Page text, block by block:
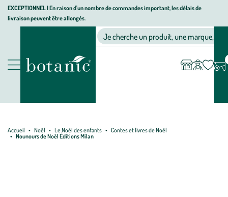
Aller
Aller
au
Aller
au
page
EXCEPTIONNEL I En raison d'un nombre de commandes important, les délais de
livraison peuvent être allongés.
Nos produits
Jardinerie écologique, animalerie, décoration, alimentation bio
Je cherche un produit, une marque, un
compte
Accueil Noël Le Noël des enfants
Contes et livres de Noël
Nounours de Noël Éditions Milan